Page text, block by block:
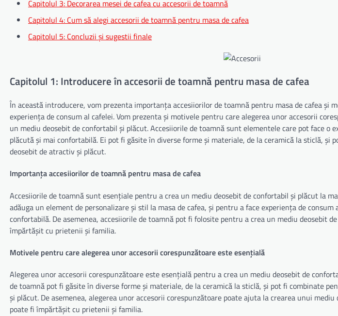
Capitolul 3: Decorarea mesei de cafea cu accesorii de toamnă
Capitolul 4: Cum să alegi accesorii de toamnă pentru masa de cafea
Capitolul 5: Concluzii și sugestii finale
Capitolul 1: Introducere în accesorii de toamnă pentru masa de cafea
În această introducere, vom prezenta importanța accesiiorilor de toamnă pentru masa de cafea și
experiența de consum al cafelei. Vom prezenta și motivele pentru care alegerea unor accesorii
un mediu deosebit de confortabil și plăcut. Accesiiorile de toamnă sunt elementele care pot face o
plăcută și mai confortabilă. Ei pot fi găsite în diverse forme și materiale, de la ceramică la sticlă, și
deosebit de atractiv și plăcut.
Importanța accesiiorilor de toamnă pentru masa de cafea
Accesiiorile de toamnă sunt esențiale pentru a crea un mediu deosebit de confortabil și plăcut la
adăuga un element de personalizare și stil la masa de cafea, și pentru a face experiența de
confortabilă. De asemenea, accesiiorile de toamnă pot fi folosite pentru a crea un mediu deosebit
împărtășit cu prietenii și familia.
Motivele pentru care alegerea unor accesorii corespunzătoare este esențială
Alegerea unor accesorii corespunzătoare este esențială pentru a crea un mediu deosebit de
de toamnă pot fi găsite în diverse forme și materiale, de la ceramică la sticlă, și pot fi combinate
și plăcut. De asemenea, alegerea unor accesorii corespunzătoare poate ajuta la crearea unui
poate fi împărtășit cu prietenii și familia.